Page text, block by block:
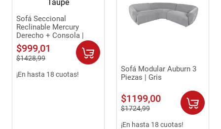
Sofá Seccional
Reclinable Mercury
Derecho + Consola |
Taupe
$999,01
$1428,99
¡En hasta 18 cuotas!
Sofá Modular Auburn 3
Piezas | Gris
$1199,00
$1724,99
¡En hasta 18 cuotas!
armario lux
havana master
. camas